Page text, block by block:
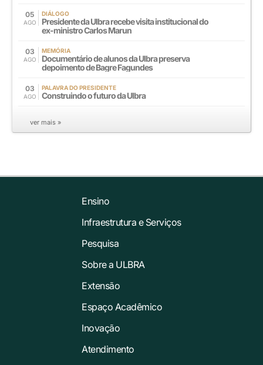
05
AGO
DIÁLOGO
Presidente da Ulbra recebe visita institucional do
ex-ministro Carlos Marun
03
AGO
MEMÓRIA
Documentário de alunos da Ulbra preserva
depoimento de Bagre Fagundes
03
AGO
PALAVRA DO PRESIDENTE
Construindo o futuro da Ulbra
ver mais »
Ensino
Infraestrutura e Serviços
Pesquisa
Sobre a ULBRA
Extensão
Espaço Acadêmico
Inovação
Atendimento